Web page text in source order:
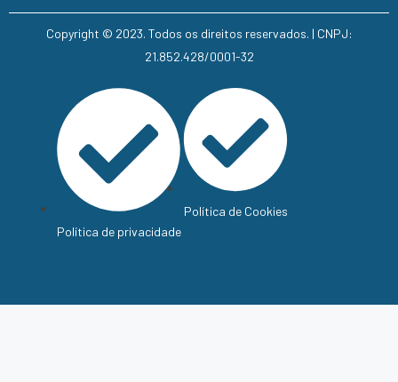
Copyright © 2023. Todos os direitos reservados. | CNPJ:
21.852.428/0001-32
Política de privacidade
Política de Cookies